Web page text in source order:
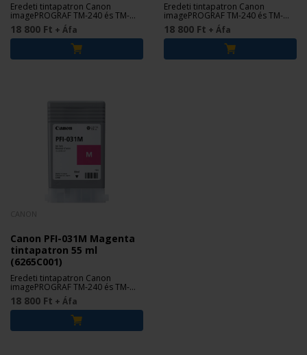
Eredeti tintapatron Canon
imagePROGRAF TM-240 és TM-
340 nyomtatókhoz.
18 800 Ft + Áfa
Eredeti tintapatron Canon
imagePROGRAF TM-240 és TM-
340 nyomtatókhoz.
18 800 Ft + Áfa
Canon PFI-031M Magenta
tintapatron 55 ml
(6265C001)
Eredeti tintapatron Canon
imagePROGRAF TM-240 és TM-
340 nyomtatókhoz.
18 800 Ft + Áfa